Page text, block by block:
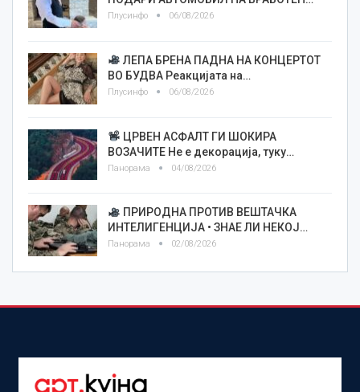
Плусинфо 06/08/2026
ЛЕПА БРЕНА ПАДНА НА КОНЦЕРТОТ
ВО БУДВА Реакцијата на…
Плусинфо 06/08/2026
ЦРВЕН АСФАЛТ ГИ ШОКИРА
ВОЗАЧИТЕ Не е декорација, туку…
Панорама 04/08/2026
ПРИРОДНА ПРОТИВ ВЕШТАЧКА
ИНТЕЛИГЕНЦИЈА • ЗНАЕ ЛИ НЕКОЈ…
Панорама 02/08/2026